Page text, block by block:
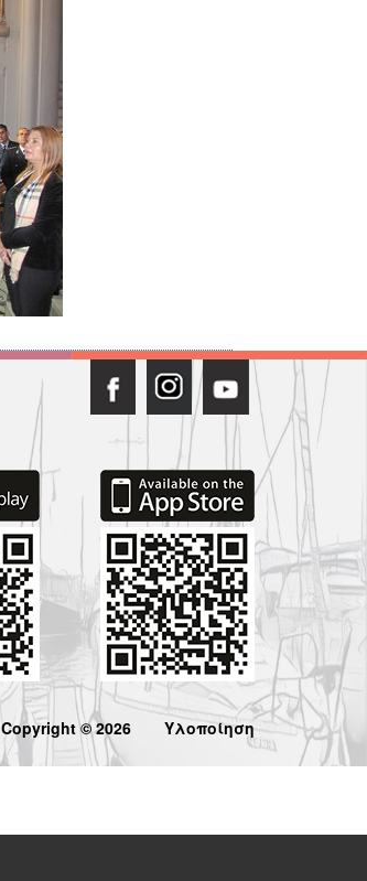
Copyright © 2026 Υλοποίηση